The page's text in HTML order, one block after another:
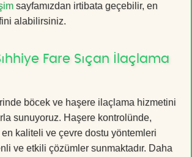
sayfamızdan irtibata geçebilir, en
alabilirsiniz.
Fare Sıçan İlaçlama
böcek ve haşere ilaçlama hizmetini
sunuyoruz. Haşere kontrolünde,
kaliteli ve çevre dostu yöntemleri
ve etkili çözümler sunmaktadır. Daha